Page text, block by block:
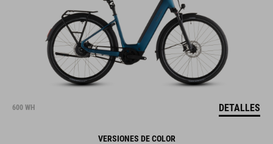
600 WH DETALLES
VERSIONES DE COLOR